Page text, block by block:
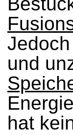
und
hat